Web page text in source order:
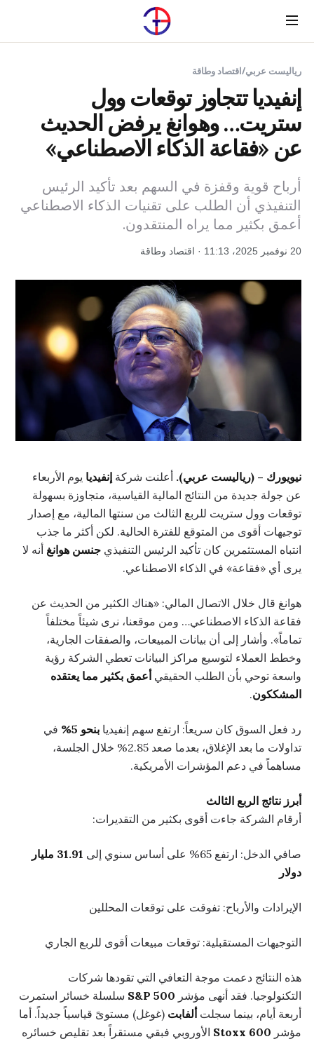
Menu
رياليست عربي/اقتصاد وطاقة
إنفيديا تتجاوز توقعات وول
ستريت… وهوانغ يرفض الحديث
عن «فقاعة الذكاء الاصطناعي»
أرباح قوية وقفزة في السهم بعد تأكيد الرئيس
التنفيذي أن الطلب على تقنيات الذكاء الاصطناعي
أعمق بكثير مما يراه المنتقدون.
20 نوفمبر 2025، 11:13 · اقتصاد وطاقة
نيويورك – (رياليست عربي). أعلنت شركة إنفيديا يوم الأربعاء
عن جولة جديدة من النتائج المالية القياسية، متجاوزة بسهولة
توقعات وول ستريت للربع الثالث من سنتها المالية، مع إصدار
توجيهات أقوى من المتوقع للفترة الحالية. لكن أكثر ما جذب
انتباه المستثمرين كان تأكيد الرئيس التنفيذي جنسن هوانغ أنه لا
يرى أي «فقاعة» في الذكاء الاصطناعي.
هوانغ قال خلال الاتصال المالي: «هناك الكثير من الحديث عن
فقاعة الذكاء الاصطناعي… ومن موقعنا، نرى شيئاً مختلفاً
تماماً». وأشار إلى أن بيانات المبيعات، والصفقات الجارية،
وخطط العملاء لتوسيع مراكز البيانات تعطي الشركة رؤية
واسعة توحي بأن الطلب الحقيقي أعمق بكثير مما يعتقده
المشككون.
رد فعل السوق كان سريعاً: ارتفع سهم إنفيديا بنحو 5%
في
تداولات ما بعد الإغلاق، بعدما صعد 2.85% خلال الجلسة،
مساهماً في دعم المؤشرات الأمريكية.
أبرز نتائج الربع الثالث
أرقام الشركة جاءت أقوى بكثير من التقديرات:
صافي الدخل: ارتفع 65% على أساس سنوي إلى
31.91 مليار
دولار
الإيرادات والأرباح: تفوقت على توقعات المحللين
التوجيهات المستقبلية: توقعات مبيعات أقوى للربع الجاري
هذه النتائج دعمت موجة التعافي التي تقودها شركات
التكنولوجيا. فقد أنهى مؤشر S&P 500 سلسلة خسائر استمرت
أربعة أيام، بينما سجلت ألفابت (غوغل) مستوىً قياسياً جديداً. أما
مؤشر Stoxx 600 الأوروبي فبقي مستقراً بعد تقليص خسائره